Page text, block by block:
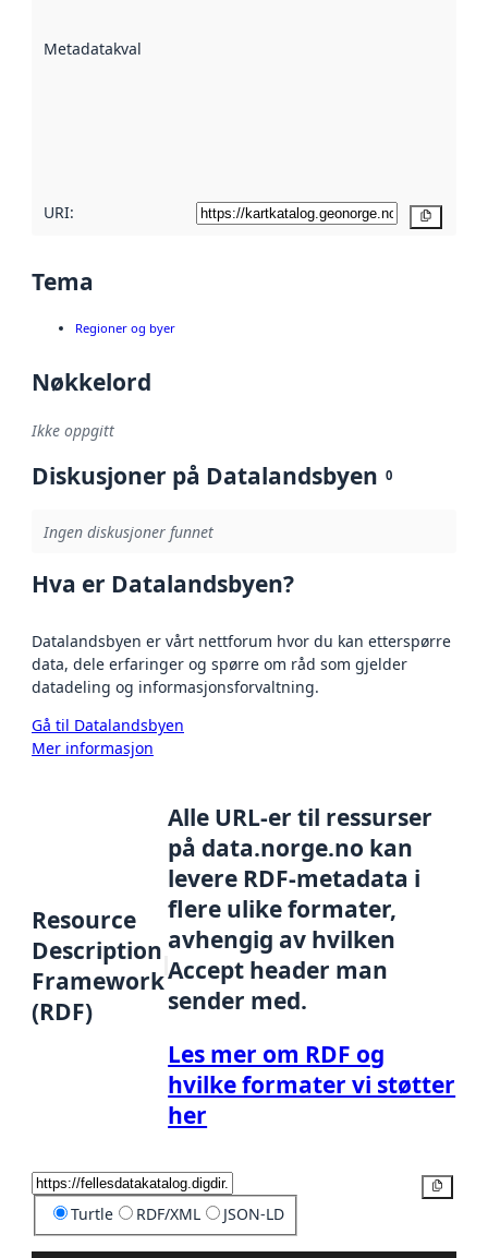
Metadatakvalitet
URI:
Tema
Regioner og byer
Nøkkelord
Ikke oppgitt
Diskusjoner på Datalandsbyen 0
Ingen diskusjoner funnet
Hva er Datalandsbyen?
Datalandsbyen er vårt nettforum hvor du kan etterspørre
data, dele erfaringer og spørre om råd som gjelder
datadeling og informasjonsforvaltning.
Gå til Datalandsbyen
Mer informasjon
Resource
Description
Framework
(RDF)
Alle URL-er til ressurser
på data.norge.no kan
levere RDF-metadata i
flere ulike formater,
avhengig av hvilken
Accept header man
sender med.
Les mer om RDF og
hvilke formater vi støtter
her
Turtle RDF/XML JSON-LD